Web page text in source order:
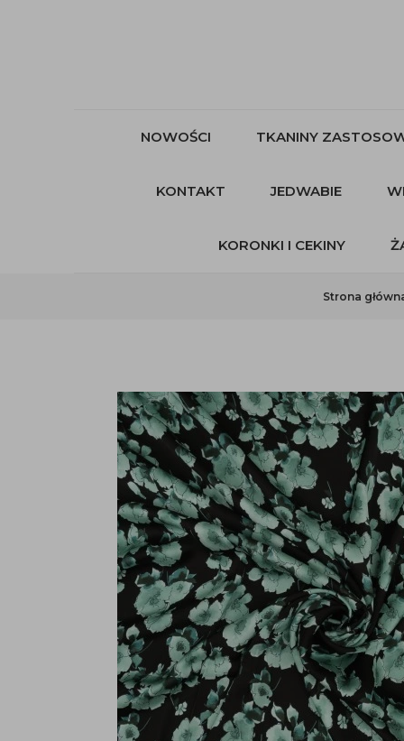
NOWOŚCI TKANINY
KONTAKT JEDWABIE
KORONKI I CEKINY
Strona